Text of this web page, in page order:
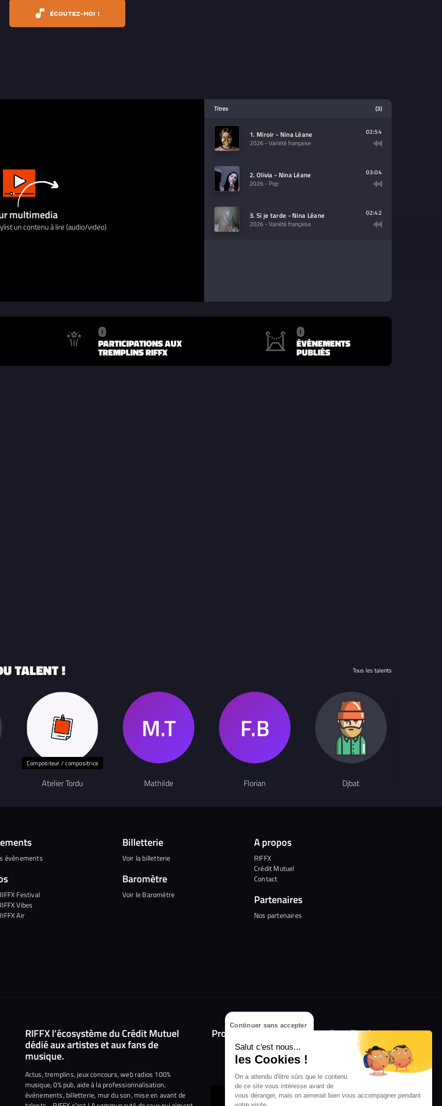
Continuer sans accepter
Salut c'est nous...
les Cookies !
On a attendu d'être sûrs que le contenu
de ce site vous intéresse avant de
vous déranger, mais on aimerait bien vous accompagner pendant
ÉCOUTEZ-MOI !
multimedia
un contenu à lire (audio/video)
Titres (3)
1. Miroir - Nina Léane
2026 - Variété française
02:54
2. Olivia - Nina Léane
2026 - Pop
03:04
3. Si je tarde - Nina Léane
2026 - Variété française
02:42
0
PARTICIPATIONS AUX
TREMPLINS RIFFX
0
ÉVÈNEMENTS
PUBLIÉS
TALENT ! Tous les talents
Compositeur / compositrice
Atelier Tordu Mathilde Florian Djbat
évènements
Festival
Vibes
Air
Billetterie
Voir la billetterie
Baromètre
Voir le Baromètre
A propos
RIFFX
Crédit Mutuel
Contact
Partenaires
Nos partenaires
RIFFX l’écosystème du Crédit Mutuel
dédié aux artistes et aux fans de
musique.
Actus, tremplins, jeux concours, web radios 100%
musique, 0% pub, aide à la professionnalisation,
événements, billetterie, mur du son, mise en avant de
Prolongez l'expérience avec l'application
RIFFX !
Disponible sur l'App Store et Google Play